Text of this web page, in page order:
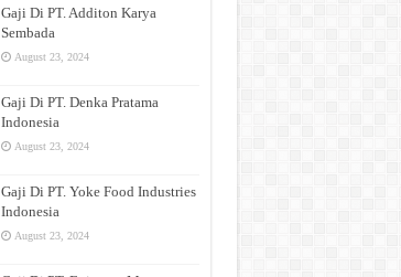
Gaji Di PT. Additon Karya
Sembada
August 23, 2024
Gaji Di PT. Denka Pratama
Indonesia
August 23, 2024
Gaji Di PT. Yoke Food Industries
Indonesia
August 23, 2024